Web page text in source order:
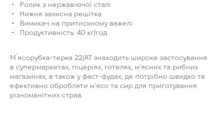
Ролик з нержавіючої сталі
Нижня захисна решітка
Вимикач на притискному важелі
Продуктивність: 40 кг/год
М`ясорубка-терка 22/AT знаходить широке застосування
в супермаркетах, піцеріях, готелях, м`ясних та рибних
магазинах, а також у фаст-фудах, де потрібно швидко та
ефективно обробляти м`ясо та сир для приготування
різноманітних страв.